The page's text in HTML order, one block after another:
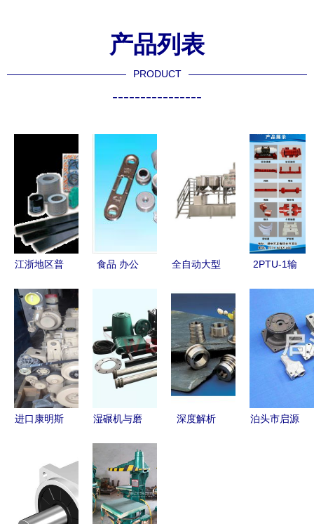
产品列表
PRODUCT
----------------
江浙地区普
装配件代理
价格 江浙
地区普旭真
空泵原装配
件代理型号
规格
食品 办公
全自动大型
线 助力豆
制品工厂早
投产、早盈
利的自动化
利器
2PTU-1输
厂家直供，
品质与服务
的双重保障
进口康明斯
械动力的可
靠之选
湿碾机与磨
矿山机械及
选矿设备自
动化的核心
深度解析
泊头市启源